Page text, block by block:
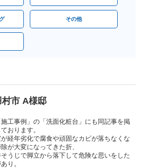
その他
市 A様邸
工事例」の「洗面化粧台」にも同記事を掲
おります。
経年劣化で腐食や頑固なカビが落ちなくな
除が大変になってきた折、
そうじで脚立から落下して危険な思いをした
り。